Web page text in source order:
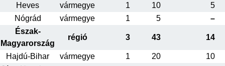
Heves vármegye 1 10
5
Nógrád
vármegye 1 5
–
Észak-
Magyarország
régió 3 43 14
Hajdú-Bihar vármegye 1 20
10